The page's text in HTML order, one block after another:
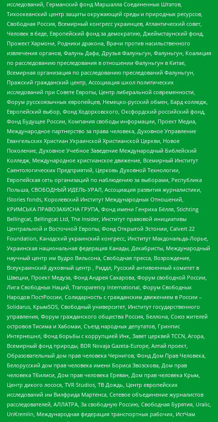
исследований, Германский фонд Маршалла Соединенных Штатов,
Тихоокеанский центр защиты окружающей среды и природных ресурсов,
Свободная Россия, Всемирный конгресс украинцев, Атлантический совет,
Человек в беде, Европейский фонд за демократию, Джеймстаунский фонд,
Прожект Хармони, Родники дракона, Врачи против насильственного
извлечения органов, Фалунь Дафа, Друзья Фалуньгун, Фалуньгун, Коалиция
по расследованию преследования в отношении Фалуньгун в Китае,
Всемирная организация по расследованию преследований Фалуньгун,
Пражский гражданский центр, Ассоциация школ политических
исследований при Совете Европы, Центр либеральной современности,
Форум русскоязычных европейцев, Немецко-русский обмен, Бард колледж,
Европейский выбор, Фонд Ходорковского, Оксфордский российский фонд,
Фонд Будущее России, Компания свободы информации, Проект Медиа,
Международное партнерство за права человека, Духовное Управление
Евангельских Христиан Украинской Христианской Церкви, Новое
Поколение, Духовное Учебное Заведение Международный Библейский
Колледж, Международное христианское движение, Всемирный Институт
Саентологических Предприятий, Церковь Духовной Технологии,
Европейская сеть организаций по наблюдению за выборами, Республика
Польша, СВОБОДНЫЙ ИДЕЛЬ-УРАЛ, Ассоциация развития журналистики,
IStories fonds, Королевский Институт Международных Отношений,
КРИМСЬКА ПРАВОЗАХИСНА ГРУПА, Фонд имени Генриха Бёлля, Stichting
Bellingcat, Bellingcat Ltd, The Insider, Институт правовой инициативы
Центральной и Восточной Европы, Фонд Открытой Эстонии, Calvert 22
Foundation, Канадский украинский конгресс, Институт Макдональда-Лорье,
Украинская национальная федерация Канады, Декабристы, Международный
научный центр им Вудро Вильсона, Свободная пресса, Возрождение,
Всеукраинский духовный центр , Риддл, Русский антивоенный комитет в
Швеции, Проект Медуза, Фонд Андрея Сахарова, Форум свободной России,
Лига Свободных Наций, Transparеncy International, Форум Свободных
Народов ПостРоссии, Солидарность с гражданским движением в России –
Solidarus, КрымSOS, Свободный университет, Институт государственного
управления, Форум гражданского общества Россия, Беллона, Союз жителей
островов Тисима и Хабомаи, Съезд народных депутатов, Гринпис
Интернешнл, Фонд борьбы с коррупцией Инк, Завет церквей TCCN, Агора,
Всемирный фонд природы, BDR Novaja Gazeta-Europe, Алтай проект,
Образовательный дом прав человека Чернигов, Фонд Дом Прав Человека,
Белорусский дом прав человека имени Бориса Звозскова, Дом прав
человека Тбилиси, Дом прав человека Ереван, Дом прав человека Крым,
Центр дикого лосося, TVR Studios, ТВ Дождь, Центр европейских
исследований им Вилфрида Мартенса, Сетевое объединение журналистов
расследователей, АЛЛАТРА, За свободную Россию, Свободная Бурятия, Uralic,
UnKremlin, Международная федерация транспортных рабочих, ИстЧам